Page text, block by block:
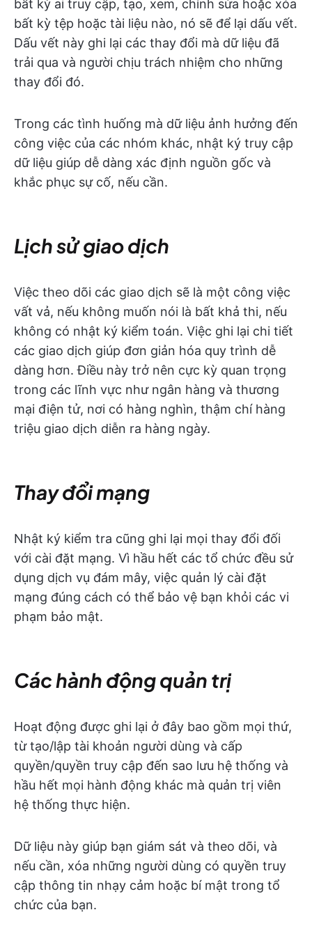
bất kỳ ai truy cập, tạo, xem, chỉnh sửa hoặc xóa
bất kỳ tệp hoặc tài liệu nào, nó sẽ để lại dấu vết.
Dấu vết này ghi lại các thay đổi mà dữ liệu đã
trải qua và người chịu trách nhiệm cho những
thay đổi đó.
Trong các tình huống mà dữ liệu ảnh hưởng đến
công việc của các nhóm khác, nhật ký truy cập
dữ liệu giúp dễ dàng xác định nguồn gốc và
khắc phục sự cố, nếu cần.
Lịch sử giao dịch
Việc theo dõi các giao dịch sẽ là một công việc
vất vả, nếu không muốn nói là bất khả thi, nếu
không có nhật ký kiểm toán. Việc ghi lại chi tiết
các giao dịch giúp đơn giản hóa quy trình dễ
dàng hơn. Điều này trở nên cực kỳ quan trọng
trong các lĩnh vực như ngân hàng và thương
mại điện tử, nơi có hàng nghìn, thậm chí hàng
triệu giao dịch diễn ra hàng ngày.
Thay đổi mạng
Nhật ký kiểm tra cũng ghi lại mọi thay đổi đối
với cài đặt mạng. Vì hầu hết các tổ chức đều sử
dụng dịch vụ đám mây, việc quản lý cài đặt
mạng đúng cách có thể bảo vệ bạn khỏi các vi
phạm bảo mật.
Các hành động quản trị
Hoạt động được ghi lại ở đây bao gồm mọi thứ,
từ tạo/lập tài khoản người dùng và cấp
quyền/quyền truy cập đến sao lưu hệ thống và
hầu hết mọi hành động khác mà quản trị viên
hệ thống thực hiện.
Dữ liệu này giúp bạn giám sát và theo dõi, và
nếu cần, xóa những người dùng có quyền truy
cập thông tin nhạy cảm hoặc bí mật trong tổ
chức của bạn.